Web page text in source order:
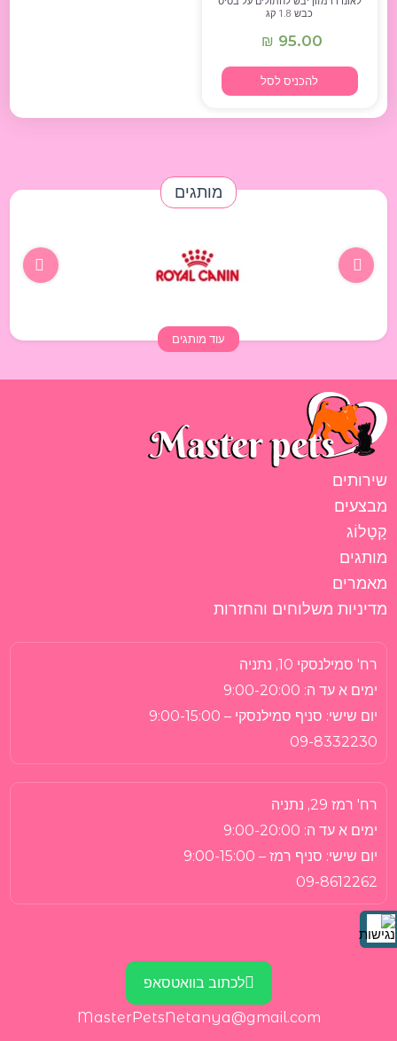
כבש 1.8 קג
₪ 95.00
להכניס לסל
מותגים
עוד מותגים
רח' סמילנסקי 10, נתניה
ימים א עד ה: 9:00-20:00
יום שישי: סניף סמילנסקי – 9:00-15:00
09-8332230
רח' רמז 29, נתניה
ימים א עד ה: 9:00-20:00
יום שישי: סניף רמז – 9:00-15:00
09-8612262
לכתוב בוואטסאפ
MasterPetsNetanya@gmail.com
שירותים
מבצעים
קָטָלוֹג
מותגים
מאמרים
מדיניות משלוחים והחזרות